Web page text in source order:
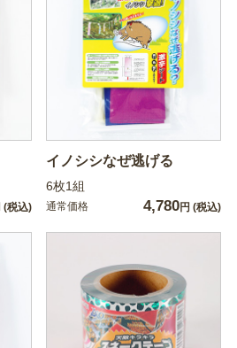
(税込)
イノシシなぜ逃げる
6枚1組
通常価格 4,780円 (税込)